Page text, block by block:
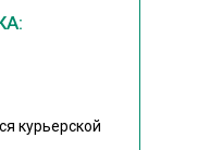
курьерской